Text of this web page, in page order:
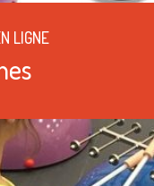
LIGNE